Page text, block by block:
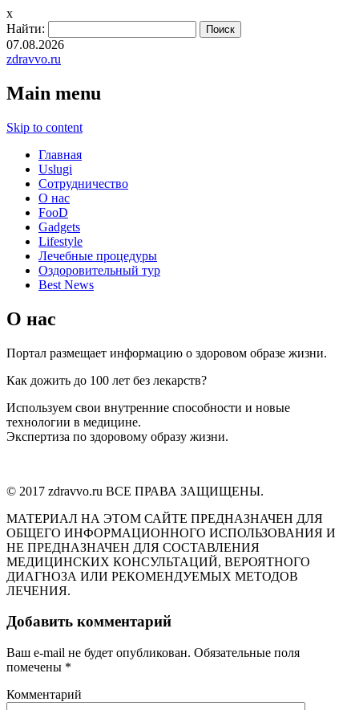
x
Найти:
07.08.2026
zdravvo.ru
Main menu
Skip to content
Главная
Uslugi
Сотрудничество
О нас
FooD
Gadgets
Lifestyle
Лечебные процедуры
Оздоровительный тур
Best News
О нас
Портал размещает информацию о здоровом образе жизни.
Как дожить до 100 лет без лекарств?
Используем свои внутренние способности и новые
технологии в медицине.
Экспертиза по здоровому образу жизни.
© 2017 zdravvo.ru ВСЕ ПРАВА ЗАЩИЩЕНЫ.
МАТЕРИАЛ НА ЭТОМ САЙТЕ ПРЕДНАЗНАЧЕН ДЛЯ
ОБЩЕГО ИНФОРМАЦИОННОГО ИСПОЛЬЗОВАНИЯ И
НЕ ПРЕДНАЗНАЧЕН ДЛЯ СОСТАВЛЕНИЯ
МЕДИЦИНСКИХ КОНСУЛЬТАЦИЙ, ВЕРОЯТНОГО
ДИАГНОЗА ИЛИ РЕКОМЕНДУЕМЫХ МЕТОДОВ
ЛЕЧЕНИЯ.
Добавить комментарий
Ваш e-mail не будет опубликован. Обязательные поля
помечены *
Комментарий